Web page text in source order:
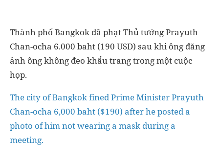
Thành phố Bangkok đã phạt Thủ tướng Prayuth
Chan-ocha 6.000 baht (190 USD) sau khi ông đăng
ảnh ông không đeo khẩu trang trong một cuộc
họp.
The city of Bangkok fined Prime Minister Prayuth
Chan-ocha 6,000 baht ($190) after he posted a
photo of him not wearing a mask during a
meeting.